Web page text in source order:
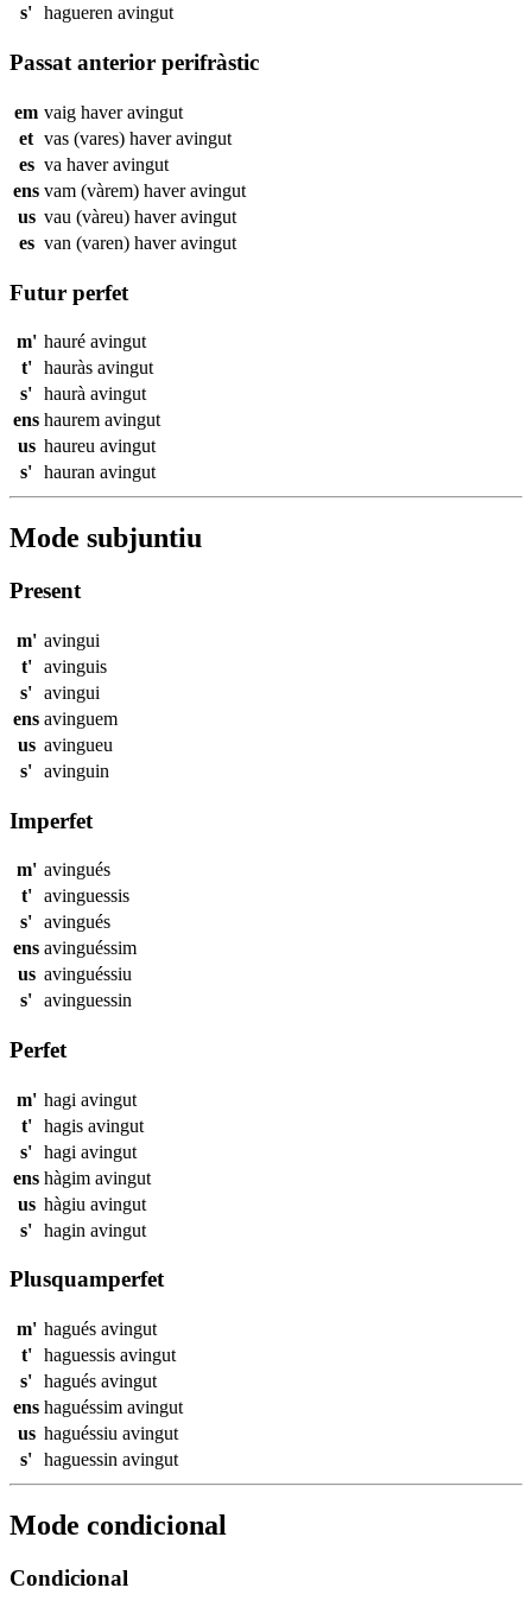
s' hagueren avingut
Passat anterior perifràstic
em vaig haveravingut
et vas (vares) haveravingut
es va haveravingut
ens vam (vàrem) haveravingut
us vau (vàreu) haveravingut
es van (varen) haveravingut
Futur perfet
m' hauré avingut
t'
hauràs avingut
s' haurà avingut
ens haurem avingut
us haureu avingut
s' hauran avingut
Mode subjuntiu
Present
m' avingui
t'
avinguis
s' avingui
ens avinguem
us avingueu
s' avinguin
Imperfet
m' avingués
t'
avinguessis
s' avingués
ens avinguéssim
us avinguéssiu
s' avinguessin
Perfet
m' hagi avingut
t'
hagis avingut
s' hagi avingut
ens hàgim avingut
us hàgiu avingut
s' hagin avingut
Plusquamperfet
m' hagués avingut
t'
haguessis avingut
s' hagués avingut
ens haguéssim avingut
us haguéssiu avingut
s' haguessin avingut
Mode condicional
Condicional